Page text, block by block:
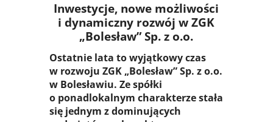
Inwestycje, nowe możliwości
i dynamiczny rozwój w ZGK
„Bolesław” Sp. z o.o.
Ostatnie lata to wyjątkowy czas
w rozwoju ZGK „Bolesław” Sp. z o.o.
w Bolesławiu. Ze spółki
o ponadlokalnym charakterze stała
się jednym z dominujących